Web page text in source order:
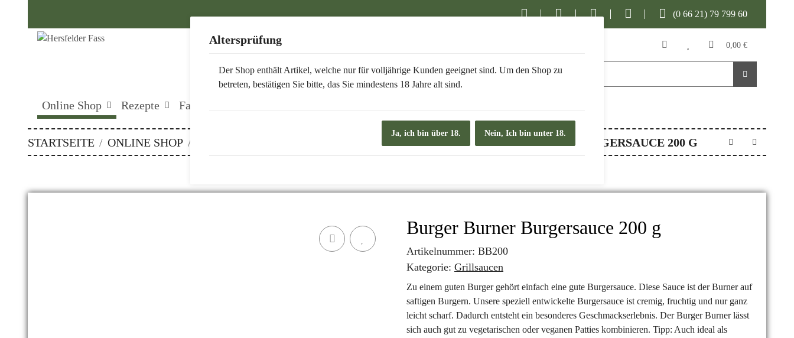
(0 66 21) 79 799 60
0,00 €
Online Shop Rezepte Fachgeschäft
STARTSEITE ONLINE SHOP GRILLSAUCEN BURGER BURNER BURGERSAUCE 200 G
Burger Burner Burgersauce 200 g
Artikelnummer: BB200
Kategorie: Grillsaucen
Zu einem guten Burger gehört einfach eine gute Burgersauce. Diese Sauce ist der Burner auf
saftigen Burgern. Unsere speziell entwickelte Burgersauce ist cremig, fruchtig und nur ganz
leicht scharf. Dadurch entsteht ein besonderes Geschmackserlebnis. Der Burger Burner lässt
sich auch gut zu vegetarischen oder veganen Patties kombinieren. Tipp: Auch ideal als
Altersprüfung
Der Shop enthält Artikel, welche nur für volljährige Kunden geeignet sind. Um den Shop zu
betreten, bestätigen Sie bitte, das Sie mindestens 18 Jahre alt sind.
Ja, ich bin über 18. Nein, Ich bin unter 18.